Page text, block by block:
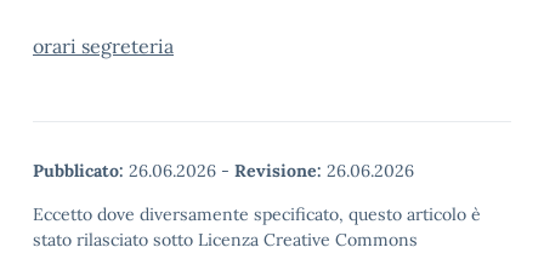
orari segreteria
Pubblicato: 26.06.2026 - Revisione: 26.06.2026
Eccetto dove diversamente specificato, questo articolo è
stato rilasciato sotto Licenza Creative Commons